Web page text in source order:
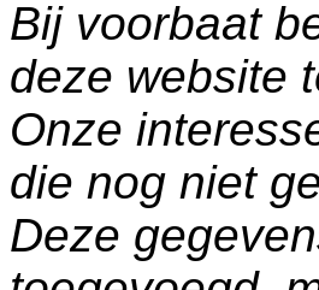
Bij voorbaat
deze website
Onze
die nog niet
Deze